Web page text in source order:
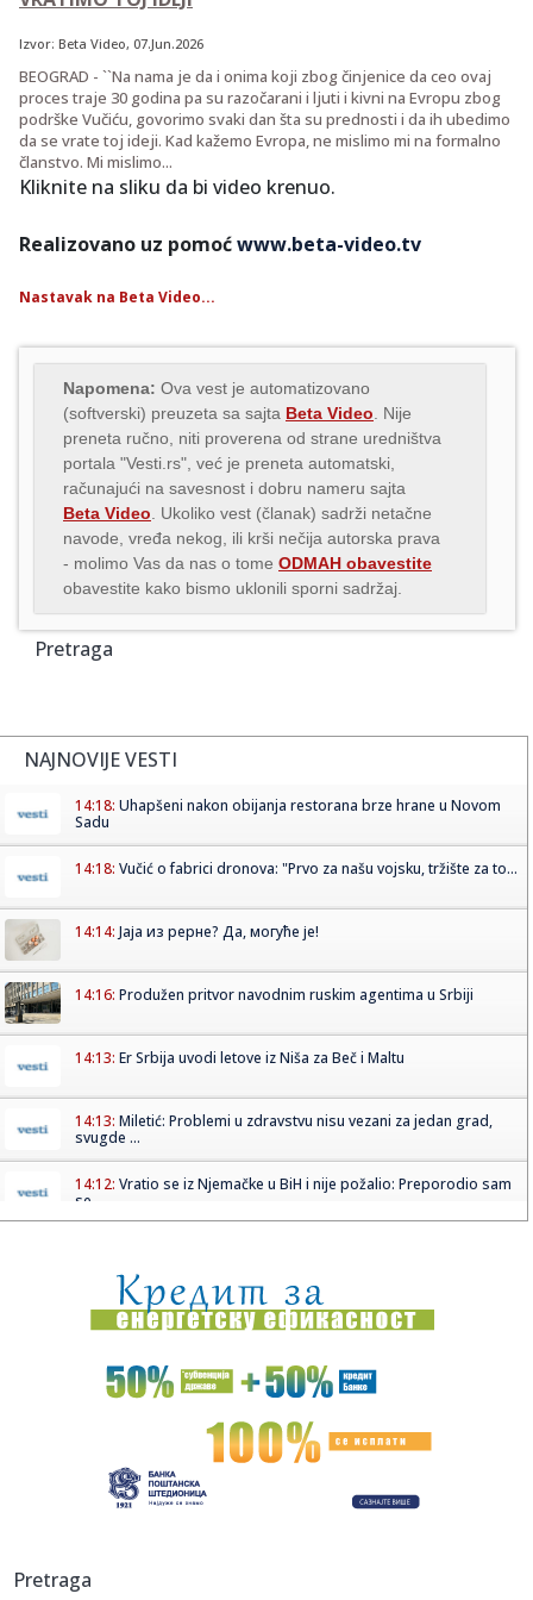
Izvor: Beta Video, 07.Jun.2026
BEOGRAD - ``Na nama je da i onima koji zbog činjenice da ceo ovaj
proces traje 30 godina pa su razočarani i ljuti i kivni na Evropu zbog
podrške Vučiću, govorimo svaki dan šta su prednosti i da ih ubedimo
da se vrate toj ideji. Kad kažemo Evropa, ne mislimo mi na formalno
članstvo. Mi mislimo...
Kliknite na sliku da bi video krenuo.
Realizovano uz pomoćwww.beta-video.tv
Nastavak na Beta Video...
Napomena: Ova vest je automatizovano
(softverski) preuzeta sa sajta Beta Video . Nije
preneta ručno, niti proverena od strane uredništva
portala "Vesti.rs", već je preneta automatski,
računajući na savesnost i dobru nameru sajta
Beta Video . Ukoliko vest (članak) sadrži netačne
navode, vređa nekog, ili krši nečija autorska prava
- molimo Vas da nas o tome ODMAH obavestite
obavestite kako bismo uklonili sporni sadržaj.
Pretraga
NAJNOVIJE VESTI
14:18: Uhapšeni nakon obijanja restorana brze hrane u Novom
Sadu
14:18: Vučić o fabrici dronova: "Prvo za našu vojsku, tržište za to...
14:14: Јаја из рерне? Да, могуће је!
14:16: Produžen pritvor navodnim ruskim agentima u Srbiji
14:13: Er Srbija uvodi letove iz Niša za Beč i Maltu
14:13: Miletić: Problemi u zdravstvu nisu vezani za jedan grad,
svugde ...
14:12: Vratio se iz Njemačke u BiH i nije požalio: Preporodio sam
se
14:12:Poznate plate igrača Makabija – Madar igra za 2 miliona,
Lundb...
14:12:Banjalučki "Ćevap fest" od 1. do 14. septembra
Monsun i tropski cikloni odnijeli 13 života na Filipinima
14:12:Dječak iz BiH uspješno se oporavlja nakon ugradnje
Pretraga